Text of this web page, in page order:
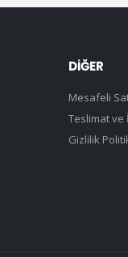
DİĞER
Mesafeli
Teslimat ve
Gizlilik